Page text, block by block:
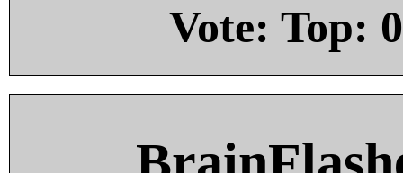
Vote: Top: 0